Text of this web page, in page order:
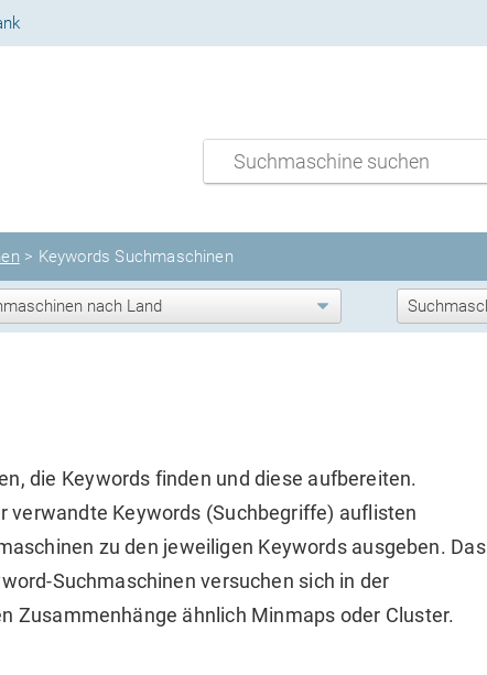
> Keywords Suchmaschinen
die Keywords finden und diese aufbereiten.
verwandte Keywords (Suchbegriffe) auflisten
zu den jeweiligen Keywords ausgeben. Das
Suchmaschinen versuchen sich in der
Zusammenhänge ähnlich Minmaps oder Cluster.